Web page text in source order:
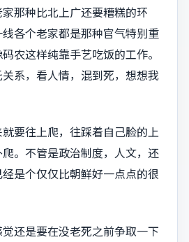
那种比北上广还要糟糕的环
各个老家都是那种官气特别重
农这样纯靠手艺吃饭的工作。
系，看人情，混到死，想想我
要往上爬，往踩着自己脸的上
。不管是政治制度，人文，还
是个仅仅比朝鲜好一点点的很
还是要在没老死之前争取一下